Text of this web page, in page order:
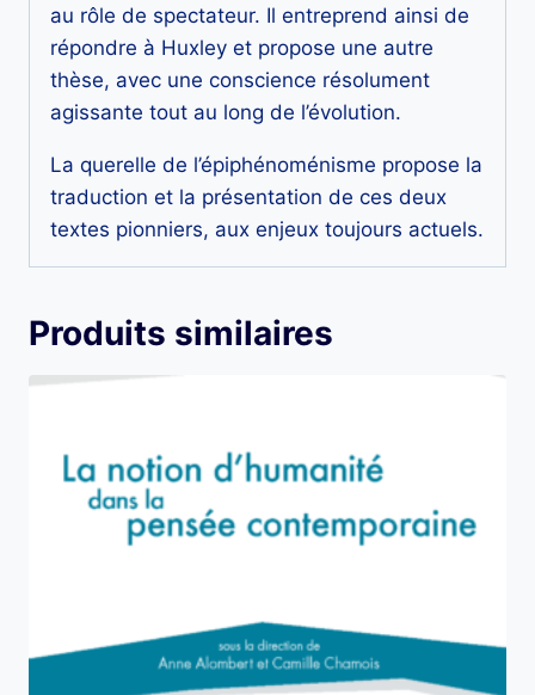
au rôle de spectateur. Il entreprend ainsi de
répondre à Huxley et propose une autre
thèse, avec une conscience résolument
agissante tout au long de l’évolution.
La querelle de l’épiphénoménisme propose la
traduction et la présentation de ces deux
textes pionniers, aux enjeux toujours actuels.
Produits similaires